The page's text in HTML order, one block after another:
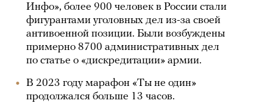
Инфо», более 900 человек в России стали
фигурантами уголовных дел из-за своей
антивоенной позиции. Были возбуждены
примерно 8700 административных дел
по статье о «дискредитации» армии.
В 2023 году марафон «Ты не один»
продолжался больше 13 часов.